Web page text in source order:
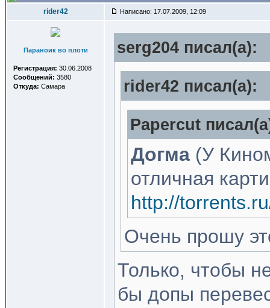
rider42 Написано: 17.07.2009, 12:09
Параноик во плоти
Регистрация: 30.06.2008
Сообщений: 3580
Откуда: Самара
serg204 писал(a):
rider42 писал(a):
Papercut
Догма (У
отличная
http://
Очень прошу
Только, чтобы
бы допы